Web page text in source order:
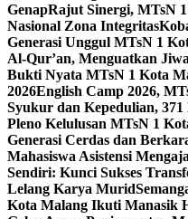
GenapRajut Sinergi, MTsN 1
Nasional Zona Integritas
Generasi Unggul MTsN 1
Al-Qur’an, Menguatkan
Bukti Nyata MTsN 1 Kota
2026English Camp 2026,
Syukur dan Kepedulian,
Pleno Kelulusan MTsN 1
Generasi Cerdas dan
Mahasiswa Asistensi
Sendiri: Kunci Sukses
Lelang Karya Murid
Kota Malang Ikuti Manasik